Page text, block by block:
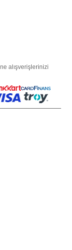
alışverişlerinizi